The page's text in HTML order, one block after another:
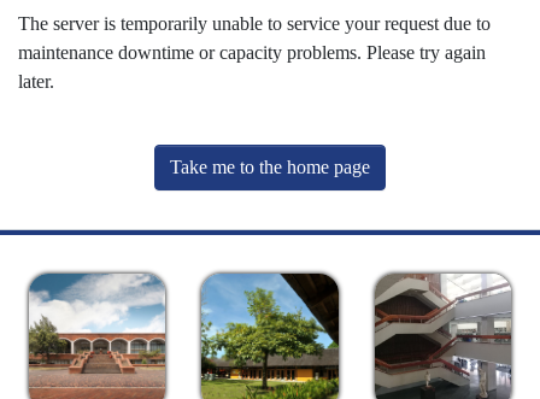
The server is temporarily unable to service your request due to
maintenance downtime or capacity problems. Please try again
later.
Take me to the home page